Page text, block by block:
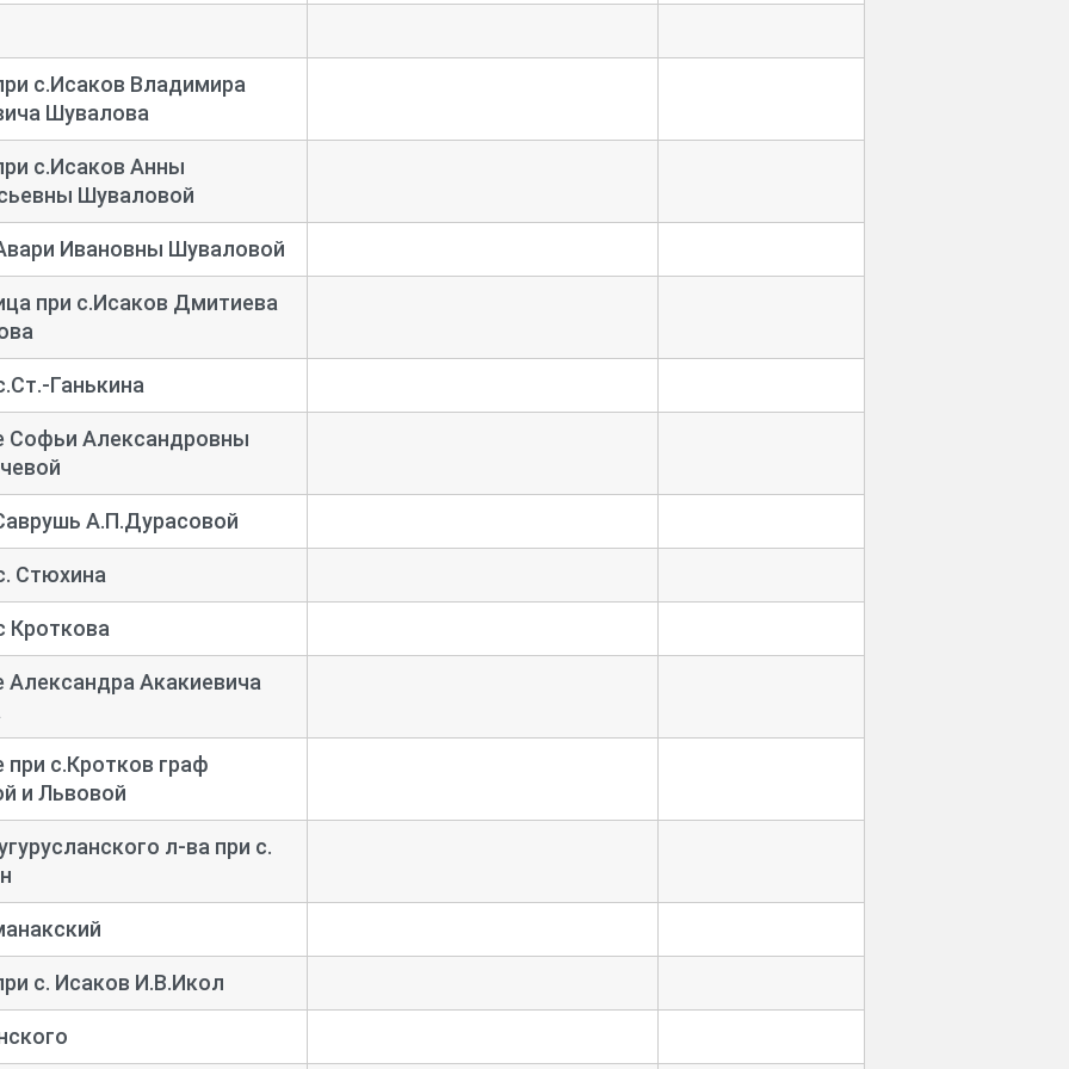
с.Исаков Владимира
Шувалова
с.Исаков Анны
Шуваловой
Ивановны Шуваловой
при с.Исаков Дмитиева
Ганькина
Софьи Александровны
А.П.Дурасовой
Стюхина
Кроткова
Александра Акакиевича
при с.Кротков граф
и Львовой
л-ва при с.
с. Исаков И.В.Икол